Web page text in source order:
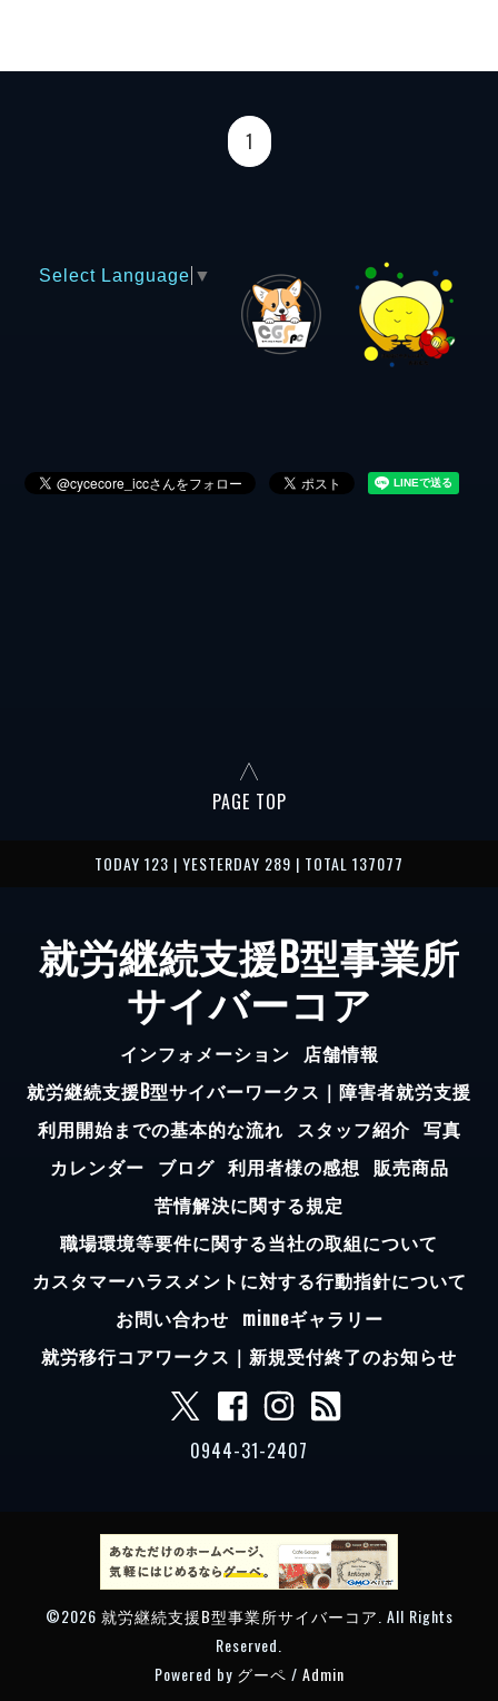
1
Select Language ▼
PAGE TOP
TODAY 123 | YESTERDAY 289 | TOTAL 137077
就労継続支援B型事業所
サイバーコア
インフォメーション 店舗情報
就労継続支援B型サイバーワークス｜障害者就労支援
利用開始までの基本的な流れ スタッフ紹介 写真
カレンダー ブログ 利用者様の感想 販売商品
苦情解決に関する規定
職場環境等要件に関する当社の取組について
カスタマーハラスメントに対する行動指針について
お問い合わせ minneギャラリー
就労移行コアワークス｜新規受付終了のお知らせ
0944-31-2407
©2026 就労継続支援B型事業所サイバーコア . All Rights
Reserved.
Powered by グーペ / Admin